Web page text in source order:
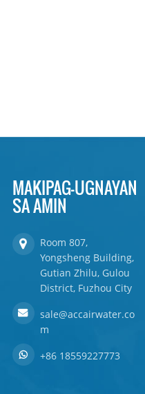
MAKIPAG-UGNAYAN
SA AMIN
Room 807,
Yongsheng Building,
Gutian Zhilu, Gulou
District, Fuzhou City
sale@accairwater.co
m
+86 18559227773